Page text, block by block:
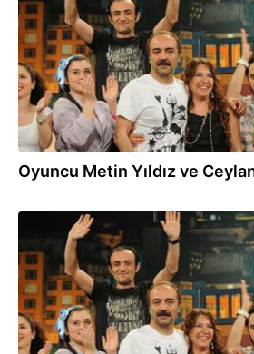
Oyuncu Metin Yıldız ve
30.12.2021